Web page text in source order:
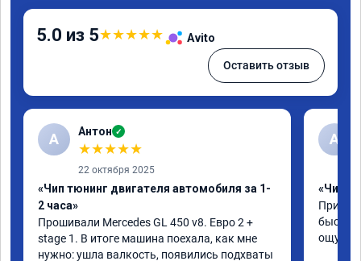
5.0 из 5★★★★★ Avito
Оставить отзыв
А Антон ✓
★★★★★
22 октября 2025
«Чип тюнинг двигателя автомобиля за 1-
2 часа»
Прошивали Mercedes GL 450 v8. Евро 2 +
stage 1. В итоге машина поехала, как мне
нужно: ушла валкость, появились подхваты
A
«Чип